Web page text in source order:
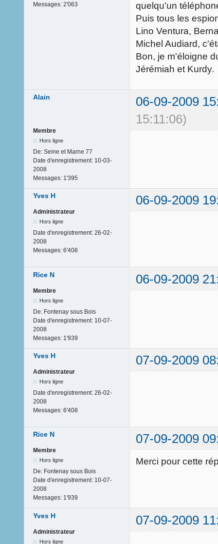
Messages: 2'063
quelqu'un
Puis tous les
Lino Ventura,
Michel Audiard,
Bon, je m'éloigne
Jérémiah et Kurdy.
Alain
06-09-2009
15:11:06)
Membre
Hors ligne
De: Seine et Marne 77
Date d'enregistrement: 10-03-
2008
Messages: 1'395
Yves H 06-09-2009
Administrateur
Hors ligne
Date d'enregistrement: 26-02-
2008
Messages: 6'408
Rice N 06-09-2009
Membre
Hors ligne
De: Fontenay sous Bois
Date d'enregistrement: 10-07-
2008
Messages: 1'939
Yves H 07-09-2009
Administrateur
Hors ligne
Date d'enregistrement: 26-02-
2008
Messages: 6'408
Rice N 07-09-2009
Membre
Hors ligne
De: Fontenay sous Bois
Date d'enregistrement: 10-07-
2008
Messages: 1'939
Merci pour cette
Yves H 07-09-2009
Administrateur
Hors ligne